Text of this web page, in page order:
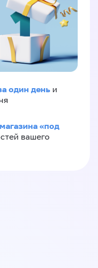
один день и
«под
вашего